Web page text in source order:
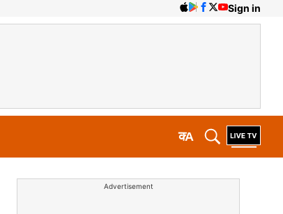
Sign in
A
क
Advertisement